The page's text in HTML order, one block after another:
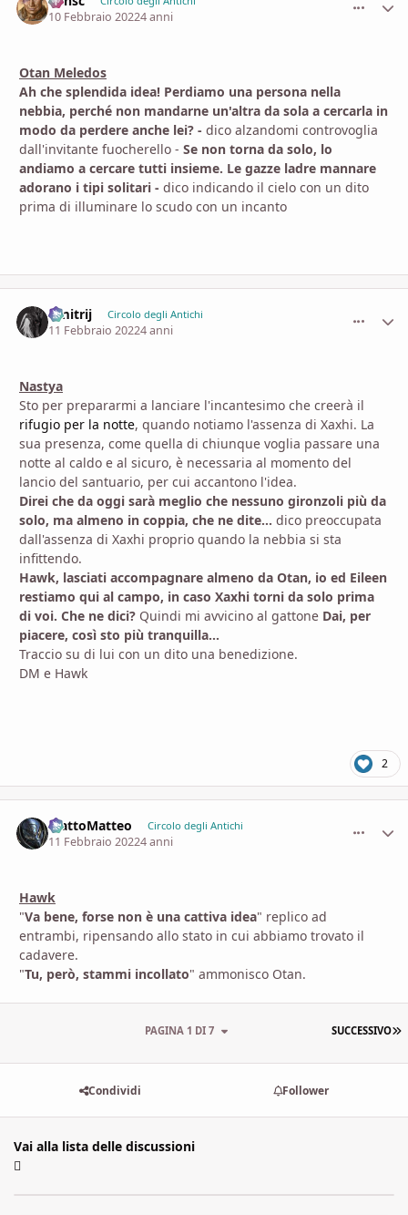
10 Febbraio 20224 anni
Otan Meledos
Ah che splendida idea! Perdiamo una persona nella
nebbia, perché non mandarne un'altra da sola a cercarla in
modo da perdere anche lei? - dico alzandomi controvoglia
dall'invitante fuocherello - Se non torna da solo, lo
andiamo a cercare tutti insieme. Le gazze ladre mannare
adorano i tipi solitari - dico indicando il cielo con un dito
prima di illuminare lo scudo con un incanto
Dmitrij Circolo degli Antichi
11 Febbraio 20224 anni
Nastya
Sto per prepararmi a lanciare l'incantesimo che creerà il
rifugio per la notte, quando notiamo l'assenza di Xaxhi. La
sua presenza, come quella di chiunque voglia passare una
notte al caldo e al sicuro, è necessaria al momento del
lancio del santuario, per cui accantono l'idea.
Direi che da oggi sarà meglio che nessuno gironzoli più da
solo, ma almeno in coppia, che ne dite... dico preoccupata
dall'assenza di Xaxhi proprio quando la nebbia si sta
infittendo.
Hawk, lasciati accompagnare almeno da Otan, io ed Eileen
restiamo qui al campo, in caso Xaxhi torni da solo prima
di voi. Che ne dici? Quindi mi avvicino al gattone Dai, per
piacere, così sto più tranquilla...
Traccio su di lui con un dito una benedizione.
DM e Hawk
2
MattoMatteo Circolo degli Antichi
11 Febbraio 20224 anni
Hawk
"Va bene, forse non è una cattiva idea" replico ad
entrambi, ripensando allo stato in cui abbiamo trovato il
cadavere.
"Tu, però, stammi incollato" ammonisco Otan.
SUCCESSIVO
PAGINA 1 DI 7
Condividi Follower
Vai alla lista delle discussioni